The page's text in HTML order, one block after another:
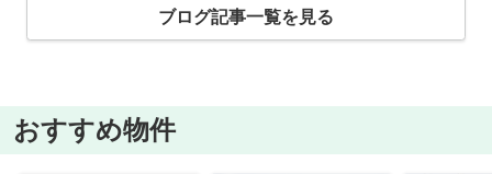
ブログ記事一覧を見る
おすすめ物件